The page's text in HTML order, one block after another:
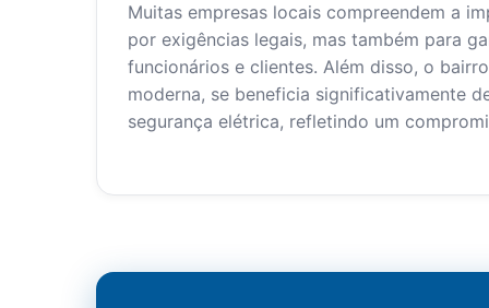
Muitas empresas locais compreendem a
por exigências legais, mas também para
funcionários e clientes. Além disso, o
moderna, se beneficia significativamente
segurança elétrica, refletindo um